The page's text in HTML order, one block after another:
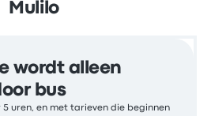
Mulilo
wordt alleen
bus
5 uren, en met tarieven die beginnen